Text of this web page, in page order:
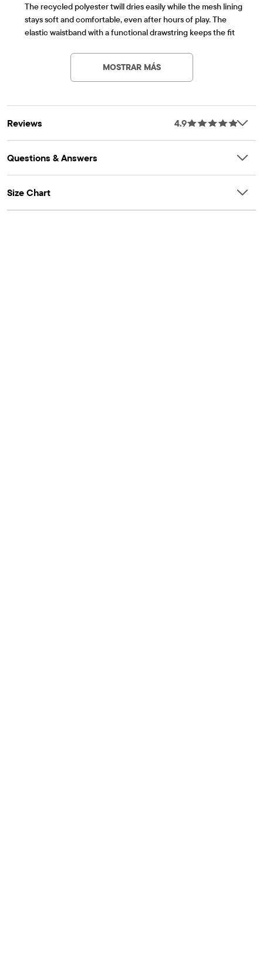
The recycled polyester twill dries easily while the mesh lining
stays soft and comfortable, even after hours of play. The
elastic waistband with a functional drawstring keeps the fit
favorite for kids and parents.
FABRICATION: 100% recycled polyester twill body, 100% mesh
lining, imported
drawstring
MOSTRAR MÁS
Reviews 4.9
Questions & Answers
Size Chart